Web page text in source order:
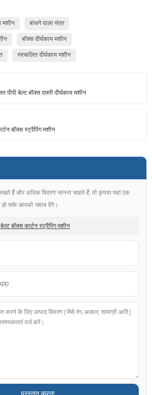
मशीन बांधने वाला यंत्र
बॉक्स दीर्घकाय मशीन
स्वचालित दीर्घकाय मशीन
पीपी बेल्ट बॉक्स दफ़्ती दीर्घकाय मशीन
बॉक्स स्ट्रैपिंग मशीन
रखते हैं और अधिक विवरण जानना चाहते हैं, तो कृपया यहां एक
हो सके आपको जवाब देंगे।
बेल्ट बॉक्स कार्टन स्ट्रैपिंग मशीन